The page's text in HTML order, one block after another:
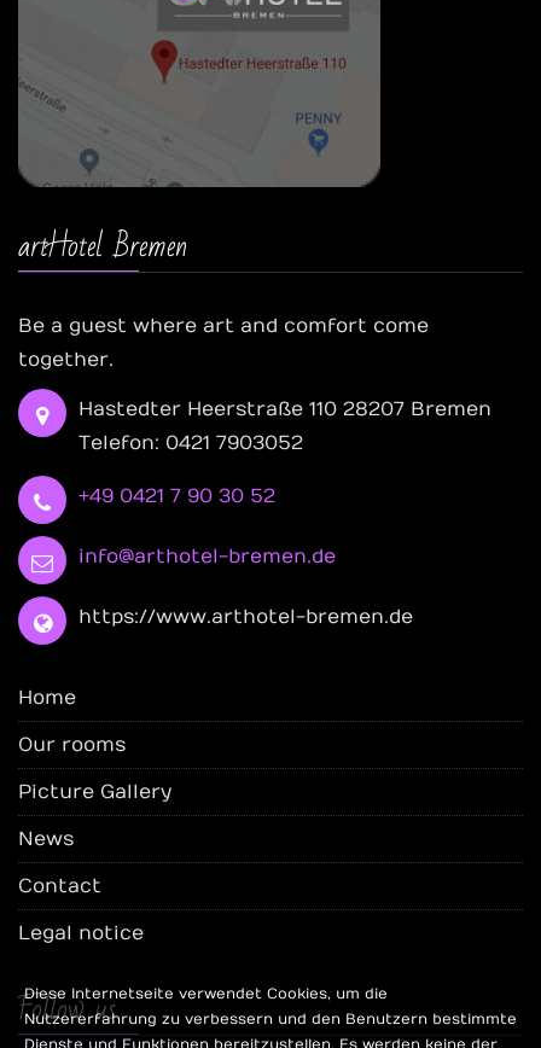
artHotel Bremen
Be a guest where art and comfort come
together.
Hastedter Heerstraße 110 28207 Bremen
Telefon: 0421 7903052
+49 0421 7 90 30 52
info@arthotel-bremen.de
https://www.arthotel-bremen.de
Home
Our rooms
Picture Gallery
News
Contact
Legal notice
Follow us
Diese Internetseite verwendet Cookies, um die
Nutzererfahrung zu verbessern und den Benutzern bestimmte
Dienste und Funktionen bereitzustellen. Es werden keine der